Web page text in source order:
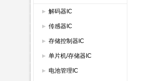
解码器IC
传感器IC
存储控制器IC
单片机/存储器IC
电池管理IC